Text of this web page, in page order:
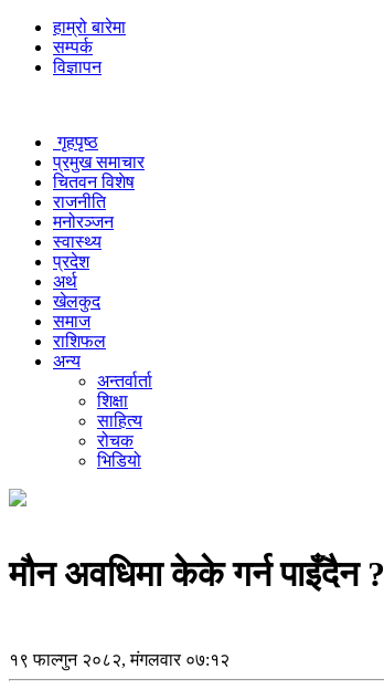
हाम्रो बारेमा
सम्पर्क
विज्ञापन
गृहपृष्ठ
प्रमुख समाचार
चितवन विशेष
राजनीति
मनोरञ्जन
स्वास्थ्य
प्रदेश
अर्थ
खेलकुद
समाज
राशिफल
अन्य
अन्तर्वार्ता
शिक्षा
साहित्य
रोचक
भिडियो
मौन अवधिमा केके गर्न पाइँदैन ?
१९ फाल्गुन २०८२, मंगलवार ०७:१२